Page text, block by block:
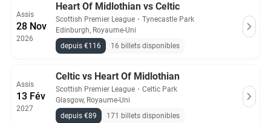
Assis
28 Nov
2026
Heart Of Midlothian vs Celtic
Scottish Premier League ・ Tynecastle Park
Edinburgh, Royaume-Uni
depuis €116
16 billets disponibles
Assis
13 Fév
2027
Celtic vs Heart Of Midlothian
Scottish Premier League ・ Celtic Park
Glasgow, Royaume-Uni
depuis €89
171 billets disponibles